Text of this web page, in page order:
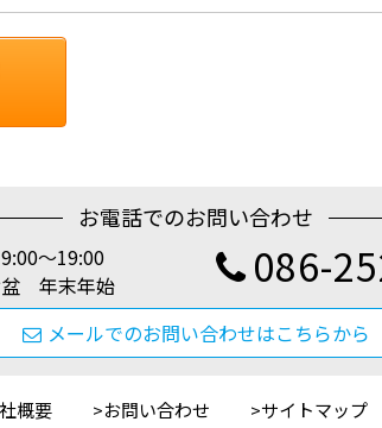
お電話でのお問い合わせ
〜19:00
年末年始
086-
メールでのお問い合わせはこちらから
概要 お問い合わせ サイトマップ